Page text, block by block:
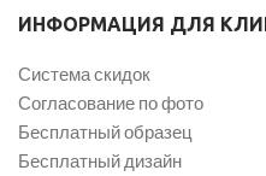
ИНФОРМАЦИЯ ДЛЯ
Система скидок
Согласование по фото
Бесплатный образец
Бесплатный дизайн